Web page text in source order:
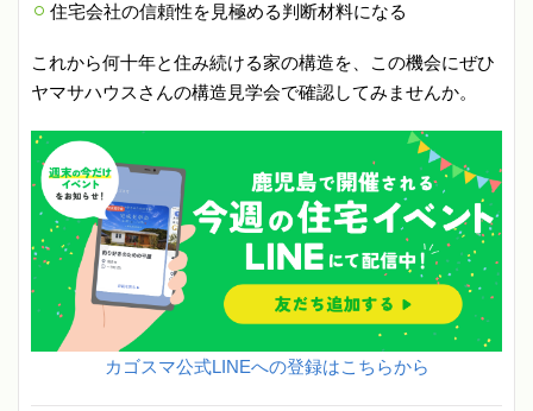
住宅会社の信頼性を見極める判断材料になる
これから何十年と住み続ける家の構造を、この機会にぜひ
ヤマサハウスさんの構造見学会で確認してみませんか。
カゴスマ公式LINEへの登録はこちらから